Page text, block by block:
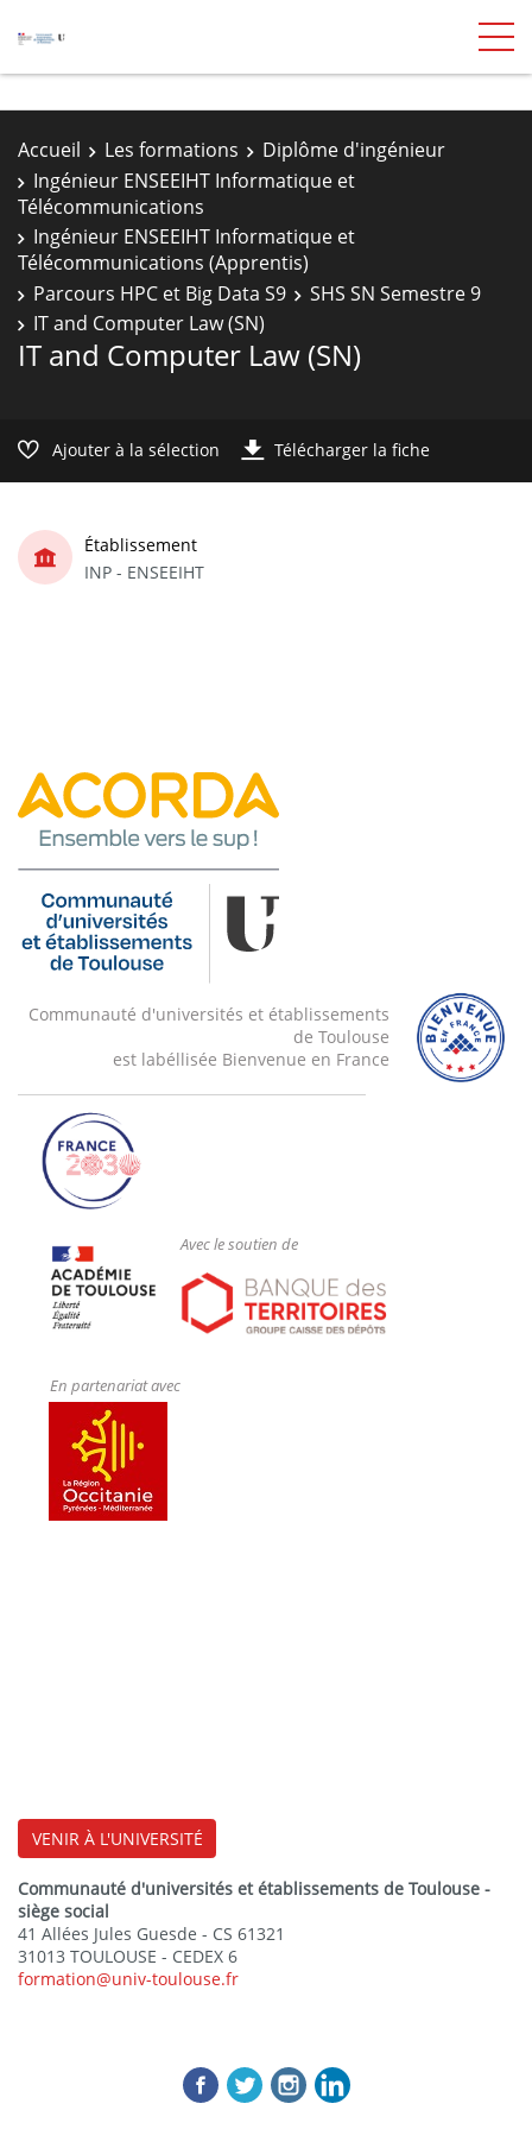
Accueil Les formations
Diplôme d'ingénieur
Ingénieur ENSEEIHT Informatique et
Télécommunications
Ingénieur ENSEEIHT Informatique et
Télécommunications (Apprentis)
Parcours HPC et Big Data S9
SHS SN Semestre 9
IT and Computer Law (SN)
IT and Computer Law (SN)
Ajouter à la sélection Télécharger la fiche
Établissement
INP - ENSEEIHT
Communauté d'universités et établissements
de Toulouse
est labéllisée Bienvenue en France
Avec le soutien de
En partenariat avec
VENIR À L'UNIVERSITÉ
Communauté d'universités et établissements de Toulouse -
siège social
41 Allées Jules Guesde - CS 61321
31013 TOULOUSE - CEDEX 6
formation@univ-toulouse.fr